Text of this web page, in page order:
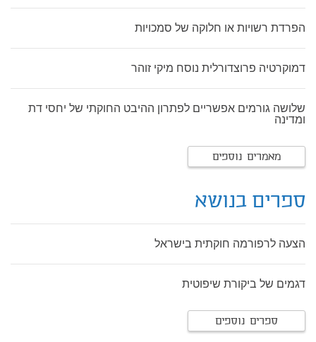
הפרדת רשויות או חלוקה של סמכויות
דמוקרטיה פרוצדורלית נוסח מיקי זוהר
שלושה גורמים אפשריים לפתרון ההיבט החוקתי של יחסי דת
ומדינה
מאמרים נוספים
ספרים בנושא
הצעה לרפורמה חוקתית בישראל
דגמים של ביקורת שיפוטית
ספרים נוספים